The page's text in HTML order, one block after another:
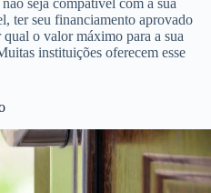
seja compatível com a sua
ter seu financiamento aprovado
o valor máximo para a sua
instituições oferecem esse